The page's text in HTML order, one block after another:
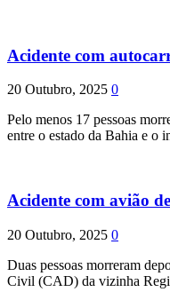
Acidente com
20 Outubro, 2025 0
Pelo menos 17 pessoas
entre o estado da Bahia e o
Acidente com avião
20 Outubro, 2025 0
Duas pessoas morreram
Civil (CAD) da vizinha